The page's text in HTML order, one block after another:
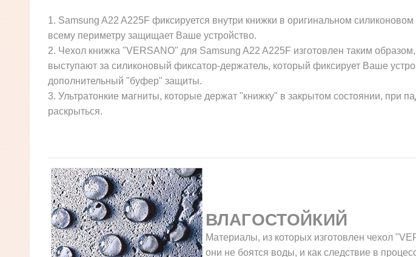
1. Samsung A22 A225F фиксируется внутри книжки в оригинальном
всему периметру защищает Ваше устройство.
2. Чехол книжка "VERSANO" для Samsung A22 A225F изготовлен таким
выступают за силиконовый фиксатор-держатель, который фиксирует Ваше
дополнительный "буфер" защиты.
3. Ультратонкие магниты, которые держат "книжку" в закрытом состоянии, при
раскрыться.
ВЛАГОСТОЙКИЙ
Материалы, из которых изготовлен чехол
они не боятся воды, и как следствие в